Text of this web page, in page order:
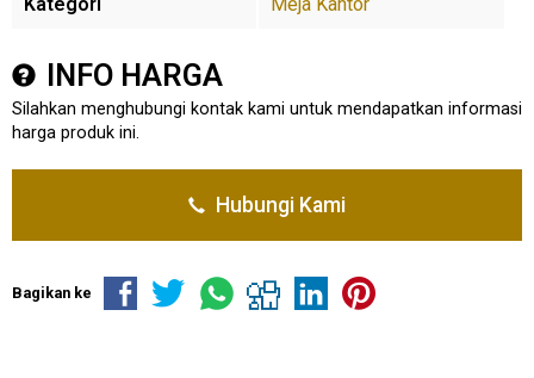
INFO HARGA
Silahkan menghubungi kontak kami untuk mendapatkan informasi
harga produk ini.
Hubungi Kami
Bagikan ke